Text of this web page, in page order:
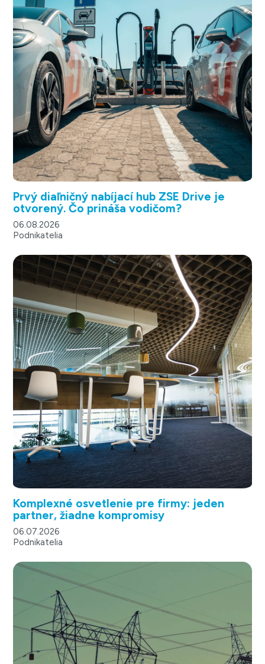
Prvý diaľničný nabíjací hub ZSE Drive je
otvorený. Čo prináša vodičom?
06.08.2026
Podnikatelia
Komplexné osvetlenie pre firmy: jeden
partner, žiadne kompromisy
06.07.2026
Podnikatelia